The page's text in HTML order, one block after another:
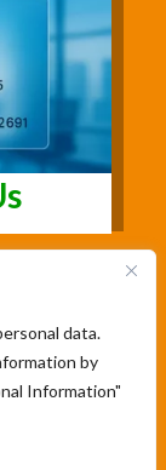
data.
by
Information"